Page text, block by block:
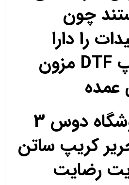
چون
را دارا
هستند چاپ DTF مزون
فروشی فروشگاه دوس 3
کریپ ساتن
رضایت